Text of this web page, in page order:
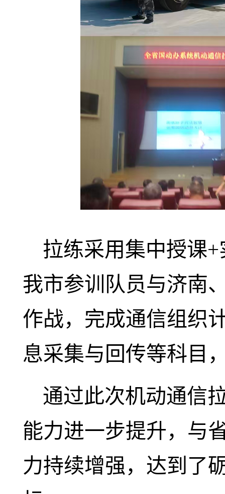
拉练采用集中授课
我市参训队员与济南
作战，完成通信组织
息采集与回传等科目
通过此次机动通信
能力进一步提升，与
力持续增强，达到了